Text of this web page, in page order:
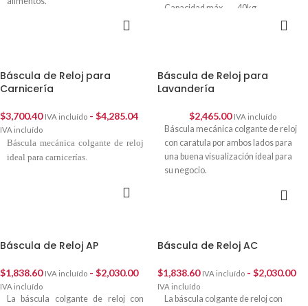
Capacidad máx. 40kg
Báscula de Reloj para
Carnicería
$3,700.40 IVA incluído - $4,285.04
IVA incluído
Báscula mecánica colgante de reloj
ideal para carnicerías.
Báscula de Reloj para
Lavandería
$2,465.00 IVA incluído
Báscula mecánica colgante de reloj
con caratula por ambos lados para
una buena visualización ideal para
su negocio.
Báscula de Reloj AP
$1,838.60 IVA incluído - $2,030.00
IVA incluído
La báscula colgante de reloj con
Báscula de Reloj AC
$1,838.60 IVA incluído - $2,030.00
IVA incluído
La báscula colgante de reloj con